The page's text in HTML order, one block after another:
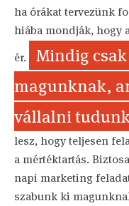
ha órákat tervezünk
hiába mondják, hogy
ér.
Mindig
magunknak,
vállalni
lesz, hogy teljesen
a mértéktartás.
napi marketing
szabunk ki